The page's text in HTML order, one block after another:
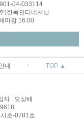
04-033114
)한독인터네셔널
마감 16:00
내 TOP ▲
자 : 오상배
초-0781호